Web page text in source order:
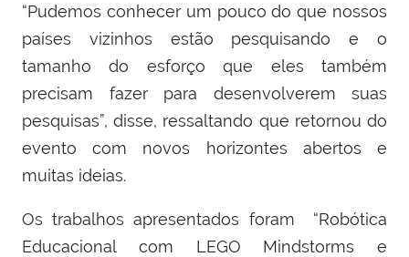
“Pudemos conhecer um pouco do que nossos
países vizinhos estão pesquisando e o
tamanho do esforço que eles também
precisam fazer para desenvolverem suas
pesquisas”, disse, ressaltando que retornou do
evento com novos horizontes abertos e
muitas ideias.
Os trabalhos apresentados foram “Robótica
Educacional com LEGO Mindstorms e